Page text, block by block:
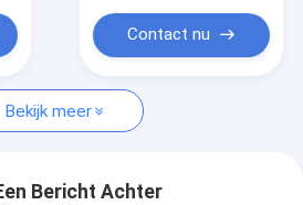
Contact nu
Bekijk meer
Bericht Achter